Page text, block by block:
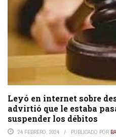
Leyó en internet sobre
advirtió que le estaba
suspender los débitos
24 FEBRERO, 2024 PUBLICADO POR